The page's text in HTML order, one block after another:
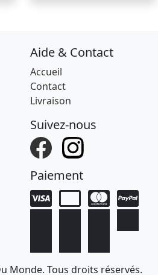
Aide & Contact
Accueil
Contact
Livraison
Suivez-nous
Paiement
Monde. Tous droits réservés.